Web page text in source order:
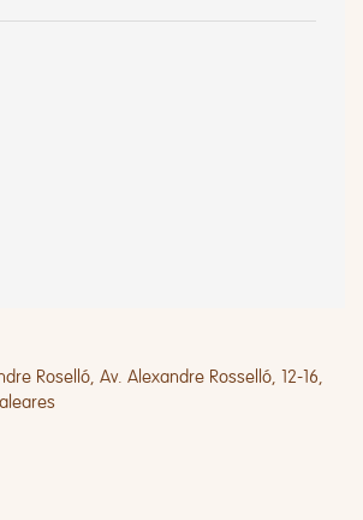
Roselló, Av. Alexandre Rosselló, 12-16,